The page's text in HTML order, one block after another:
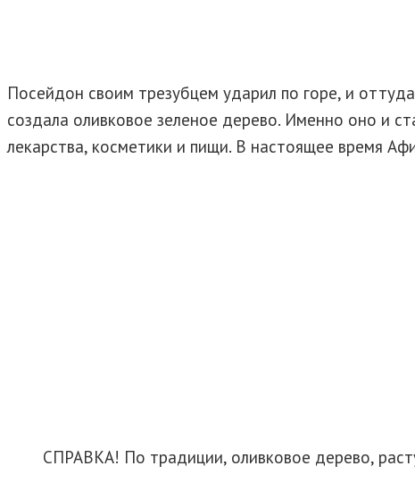
Посейдон своим трезубцем ударил по горе, и
создала оливковое зеленое дерево. Именно оно и
лекарства, косметики и пищи. В настоящее время
СПРАВКА! По традиции, оливковое дерево,